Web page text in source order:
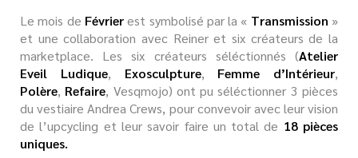
Le mois de Févrierest symbolisé par la « Transmission »
et une collaboration avec Reiner et six créateurs de la
marketplace. Les six créateurs séléctionnés (Atelier
Eveil Ludique, Exosculpture, Femme d’Intérieur,
Polère, Refaire, Vesqmojo) ont pu séléctionner 3 pièces
du vestiaire Andrea Crews, pour convevoir avec leur vision
de l’upcycling et leur savoir faire un total de 18 pièces
uniques.